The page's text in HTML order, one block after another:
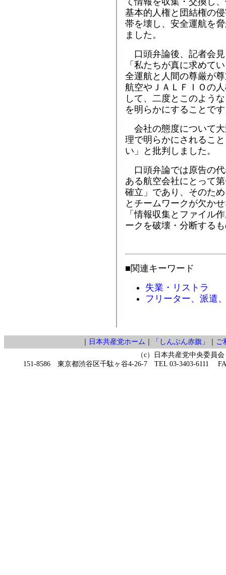
基本的人権と団結権の
帯を壊し、安全運航を
ました。
口頭弁論後、記者会
「私たちが真に求めて
全運航と人間の尊厳が
航空やＪＡＬＦＩＯの
して、二度とこのよう
を明らかにすることで
会社の態度について
理で明らかにされるこ
い」と批判しました。
口頭弁論では原告の
ある航空会社にとって
確立」であり、そのた
とチームワークが欠か
「情報収集とファイル
ークを破壊・分断する
■関連キーワード
失業・リストラ
フリーター、派遣
日本共産党ホーム 「しんぶん赤旗」
ご
（c）日本共産党中央委員会
151-8586 東京都渋谷区千駄ヶ谷4-26-7 TEL 03-3403-6111